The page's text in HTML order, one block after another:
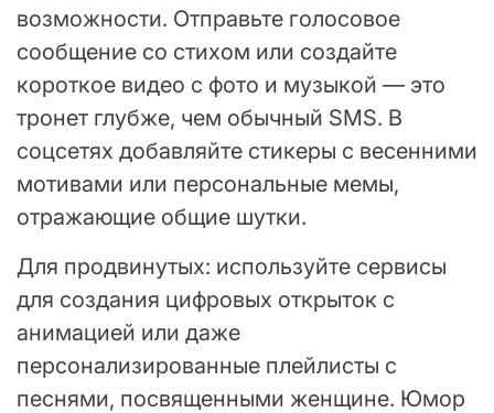
возможности. Отправьте голосовое
сообщение со стихом или создайте
короткое видео с фото и музыкой — это
тронет глубже, чем обычный SMS. В
соцсетях добавляйте стикеры с весенними
мотивами или персональные мемы,
отражающие общие шутки.
Для продвинутых: используйте сервисы
для создания цифровых открыток с
анимацией или даже
персонализированные плейлисты с
песнями, посвященными женщине. Юмор